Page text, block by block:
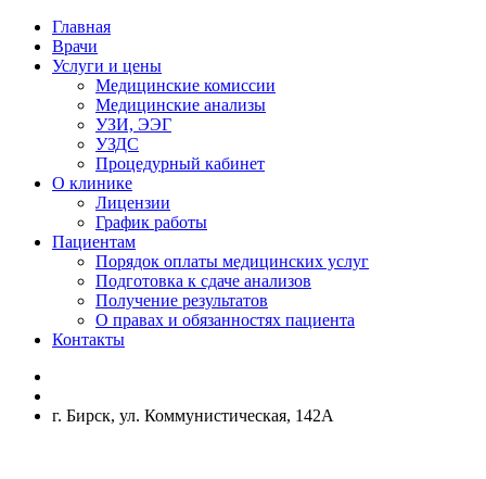
Главная
Врачи
Услуги и цены
Медицинские комиссии
Медицинские анализы
УЗИ, ЭЭГ
УЗДС
Процедурный кабинет
О клинике
Лицензии
График работы
Пациентам
Порядок оплаты медицинских услуг
Подготовка к сдаче анализов
Получение результатов
О правах и обязанностях пациента
Контакты
г. Бирск, ул. Коммунистическая, 142А